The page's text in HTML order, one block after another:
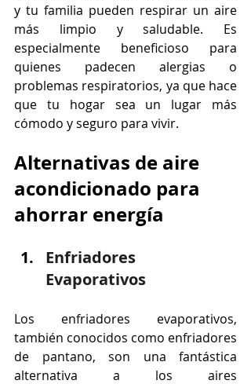
y tu familia pueden respirar un aire
más limpio y saludable. Es
especialmente beneficioso para
quienes padecen alergias o
problemas respiratorios, ya que hace
que tu hogar sea un lugar más
cómodo y seguro para vivir.
Alternativas de aire
acondicionado para
ahorrar energía
Enfriadores
Evaporativos
Los enfriadores evaporativos,
también conocidos como enfriadores
de pantano, son una fantástica
alternativa a los aires